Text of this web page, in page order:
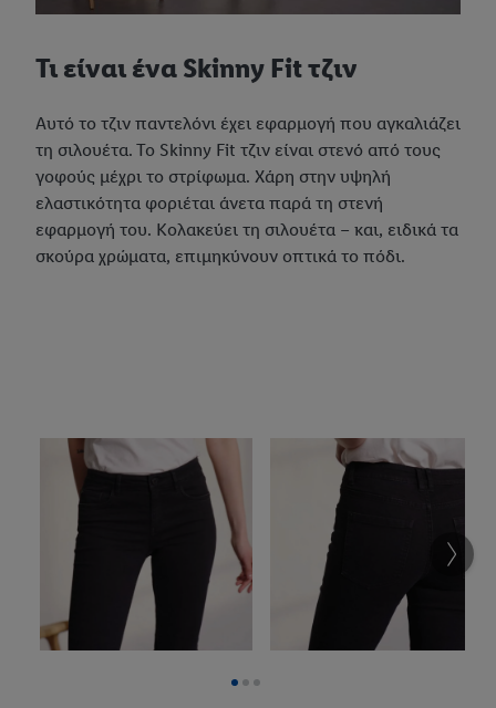
Τι είναι ένα Skinny Fit τζιν
Αυτό το τζιν παντελόνι έχει εφαρμογή που αγκαλιάζει
τη σιλουέτα. Το Skinny Fit τζιν είναι στενό από τους
γοφούς μέχρι το στρίφωμα. Χάρη στην υψηλή
ελαστικότητα φοριέται άνετα παρά τη στενή
εφαρμογή του. Κολακεύει τη σιλουέτα – και, ειδικά τα
σκούρα χρώματα, επιμηκύνουν οπτικά το πόδι.